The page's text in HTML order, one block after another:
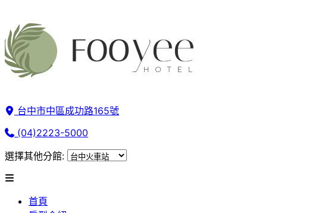
台中市中區成功路165號
(04)2223-5000
選擇其他分館:
首頁